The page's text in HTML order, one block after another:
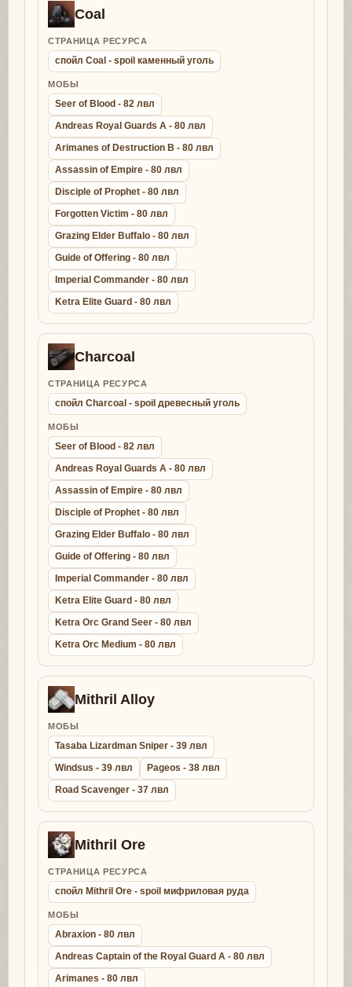
Coal
СТРАНИЦА РЕСУРСА
спойл Coal - spoil каменный уголь
МОБЫ
Seer of Blood - 82 лвл
Andreas Royal Guards A - 80 лвл
Arimanes of Destruction B - 80 лвл
Assassin of Empire - 80 лвл
Disciple of Prophet - 80 лвл
Forgotten Victim - 80 лвл
Grazing Elder Buffalo - 80 лвл
Guide of Offering - 80 лвл
Imperial Commander - 80 лвл
Ketra Elite Guard - 80 лвл
Charcoal
СТРАНИЦА РЕСУРСА
спойл Charcoal - spoil древесный уголь
МОБЫ
Seer of Blood - 82 лвл
Andreas Royal Guards A - 80 лвл
Assassin of Empire - 80 лвл
Disciple of Prophet - 80 лвл
Grazing Elder Buffalo - 80 лвл
Guide of Offering - 80 лвл
Imperial Commander - 80 лвл
Ketra Elite Guard - 80 лвл
Ketra Orc Grand Seer - 80 лвл
Ketra Orc Medium - 80 лвл
Mithril Alloy
МОБЫ
Tasaba Lizardman Sniper - 39 лвл
Windsus - 39 лвл
Pageos - 38 лвл
Road Scavenger - 37 лвл
Mithril Ore
СТРАНИЦА РЕСУРСА
спойл Mithril Ore - spoil мифриловая руда
МОБЫ
Abraxion - 80 лвл
Andreas Captain of the Royal Guard A - 80 лвл
Arimanes - 80 лвл